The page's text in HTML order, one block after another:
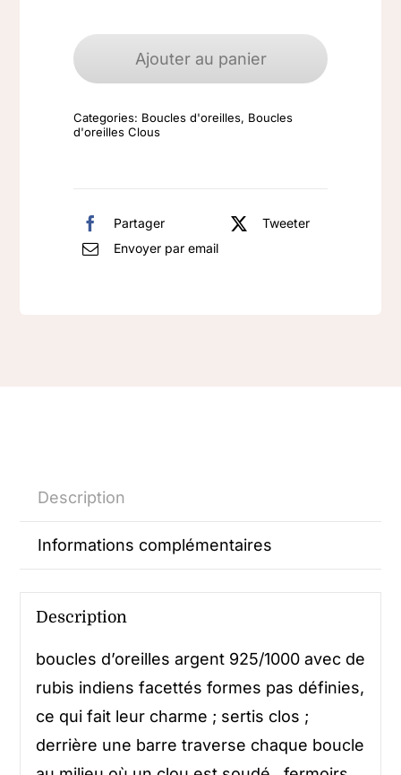
de
argent
Ajouter au panier
Categories: Boucles d'oreilles, Boucles
d'oreilles Clous
Partager
Tweeter
Envoyer par email
Description
Informations complémentaires
Description
boucles d’oreilles argent 925/1000 avec de
rubis indiens facettés formes pas définies,
ce qui fait leur charme ; sertis clos ;
derrière une barre traverse chaque boucle